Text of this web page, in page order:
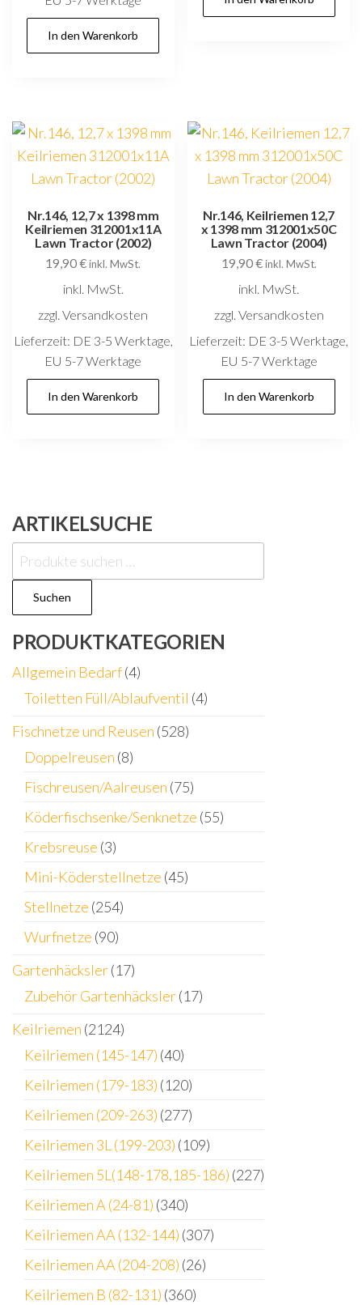
In den Warenkorb
Nr.146, 12,7 x 1398 mm
Keilriemen 312001x11A
Lawn Tractor (2002)
19,90€ inkl. MwSt.
inkl. MwSt.
zzgl. Versandkosten
Lieferzeit: DE 3-5 Werktage,
EU 5-7 Werktage
In den Warenkorb
Nr.146, Keilriemen 12,7
x 1398 mm 312001x50C
Lawn Tractor (2004)
19,90€ inkl. MwSt.
inkl. MwSt.
zzgl. Versandkosten
Lieferzeit: DE 3-5 Werktage,
EU 5-7 Werktage
In den Warenkorb
ARTIKELSUCHE
Suchen
nach:
Suchen
PRODUKTKATEGORIEN
Allgemein Bedarf(4)
Toiletten Füll/Ablaufventil (4)
Fischnetze und Reusen (528)
Doppelreusen (8)
Fischreusen/Aalreusen (75)
Köderfischsenke/Senknetze (55)
Krebsreuse (3)
Mini-Köderstellnetze (45)
Stellnetze (254)
Wurfnetze (90)
Gartenhäcksler(17)
Zubehör Gartenhäcksler(17)
Keilriemen (2124)
Keilriemen (145-147) (40)
Keilriemen (179-183) (120)
Keilriemen (209-263) (277)
Keilriemen 3L (199-203) (109)
Keilriemen 5L(148-178,185-186) (227)
Keilriemen A (24-81) (340)
Keilriemen AA (132-144) (307)
Keilriemen AA (204-208) (26)
Keilriemen B (82-131) (360)